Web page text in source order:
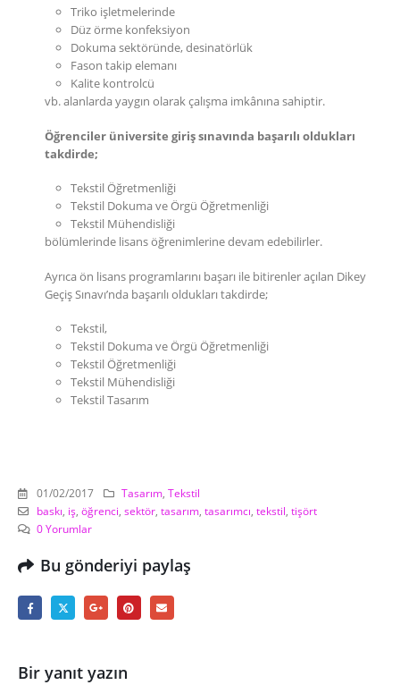
Triko işletmelerinde
Düz örme konfeksiyon
Dokuma sektöründe, desinatörlük
Fason takip elemanı
Kalite kontrolcü
vb. alanlarda yaygın olarak çalışma imkânına sahiptir.
Öğrenciler üniversite giriş sınavında başarılı oldukları
takdirde;
Tekstil Öğretmenliği
Tekstil Dokuma ve Örgü Öğretmenliği
Tekstil Mühendisliği
bölümlerinde lisans öğrenimlerine devam edebilirler.
Ayrıca ön lisans programlarını başarı ile bitirenler açılan Dikey
Geçiş Sınavı’nda başarılı oldukları takdirde;
Tekstil,
Tekstil Dokuma ve Örgü Öğretmenliği
Tekstil Öğretmenliği
Tekstil Mühendisliği
Tekstil Tasarım
01/02/2017 Tasarım ,Tekstil
baskı iş, öğrenci sektör, tasarım, tasarımcı tekstil tişört
0 Yorumlar
Bu gönderiyi paylaş
Bir yanıt yazın